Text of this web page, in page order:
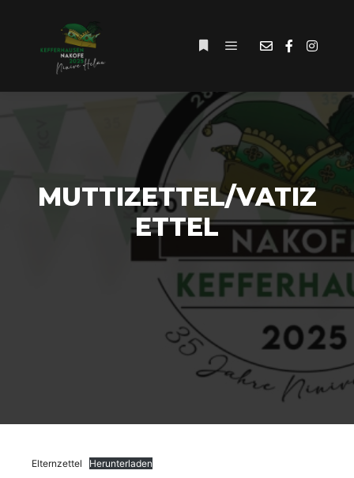
MUTTIZETTEL/VATIZ
ETTEL
Elternzettel Herunterladen